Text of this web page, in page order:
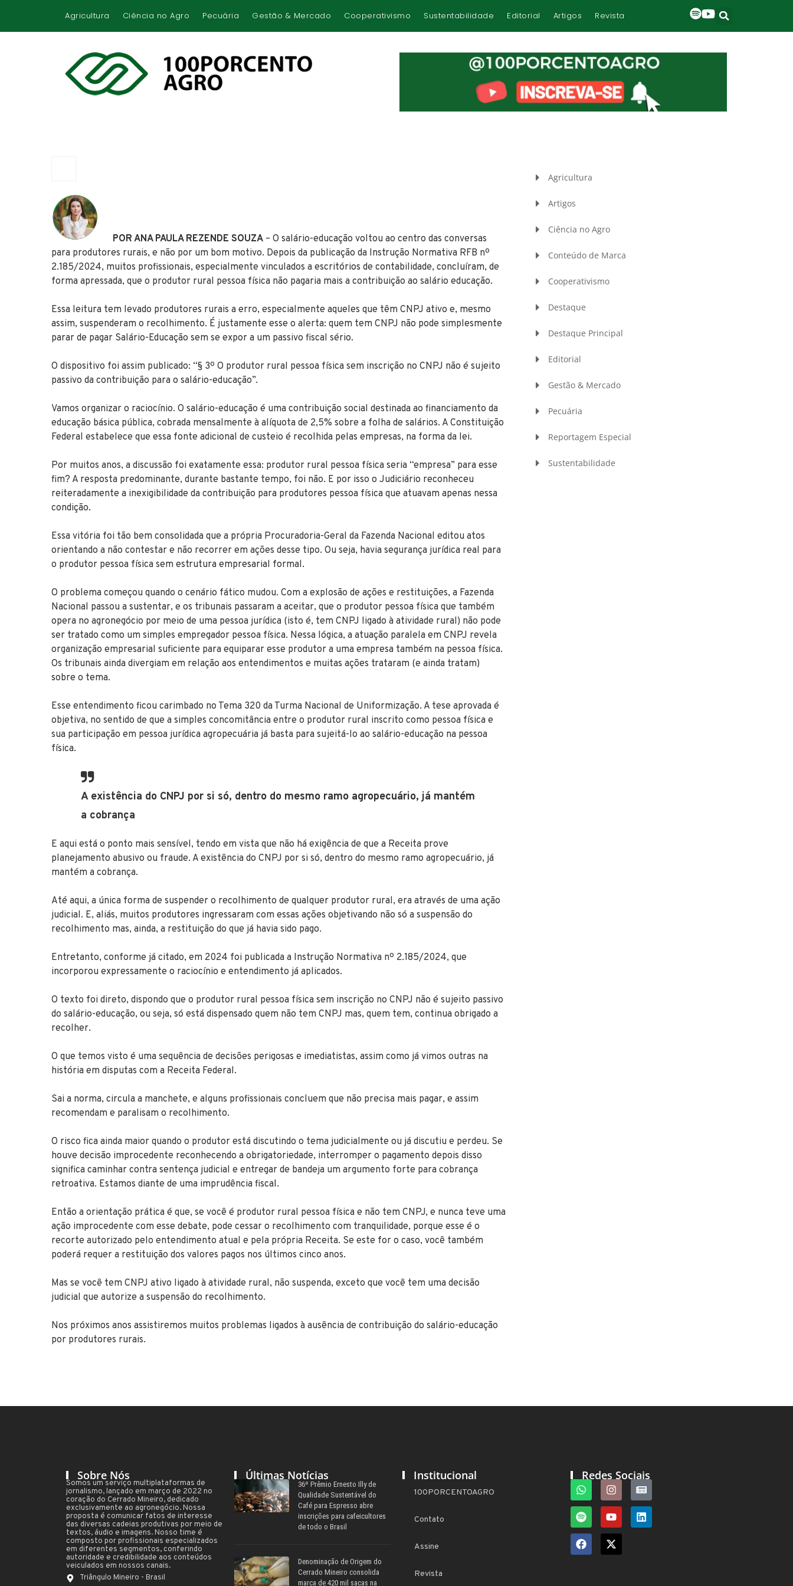
Agricultura Ciência no Agro Pecuária Gestão & Mercado Cooperativismo Sustentabilidade Editorial Artigos Revista
POR ANA PAULA REZENDE SOUZA – O salário-educação voltou ao centro das conversas
para produtores rurais, e não por um bom motivo. Depois da publicação da Instrução Normativa RFB nº
2.185/2024, muitos profissionais, especialmente vinculados a escritórios de contabilidade, concluíram, de
forma apressada, que o produtor rural pessoa física não pagaria mais a contribuição ao salário educação.
Essa leitura tem levado produtores rurais a erro, especialmente aqueles que têm CNPJ ativo e, mesmo
assim, suspenderam o recolhimento. É justamente esse o alerta: quem tem CNPJ não pode simplesmente
parar de pagar Salário-Educação sem se expor a um passivo fiscal sério.
O dispositivo foi assim publicado: “§ 3º O produtor rural pessoa física sem inscrição no CNPJ não é sujeito
passivo da contribuição para o salário-educação”.
Vamos organizar o raciocínio. O salário-educação é uma contribuição social destinada ao financiamento da
educação básica pública, cobrada mensalmente à alíquota de 2,5% sobre a folha de salários. A Constituição
Federal estabelece que essa fonte adicional de custeio é recolhida pelas empresas, na forma da lei.
Por muitos anos, a discussão foi exatamente essa: produtor rural pessoa física seria “empresa” para esse
fim? A resposta predominante, durante bastante tempo, foi não. E por isso o Judiciário reconheceu
reiteradamente a inexigibilidade da contribuição para produtores pessoa física que atuavam apenas nessa
condição.
Essa vitória foi tão bem consolidada que a própria Procuradoria-Geral da Fazenda Nacional editou atos
orientando a não contestar e não recorrer em ações desse tipo. Ou seja, havia segurança jurídica real para
o produtor pessoa física sem estrutura empresarial formal.
O problema começou quando o cenário fático mudou. Com a explosão de ações e restituições, a Fazenda
Nacional passou a sustentar, e os tribunais passaram a aceitar, que o produtor pessoa física que também
opera no agronegócio por meio de uma pessoa jurídica (isto é, tem CNPJ ligado à atividade rural) não pode
ser tratado como um simples empregador pessoa física. Nessa lógica, a atuação paralela em CNPJ revela
organização empresarial suficiente para equiparar esse produtor a uma empresa também na pessoa física.
Os tribunais ainda divergiam em relação aos entendimentos e muitas ações trataram (e ainda tratam)
sobre o tema.
Esse entendimento ficou carimbado no Tema 320 da Turma Nacional de Uniformização. A tese aprovada é
objetiva, no sentido de que a simples concomitância entre o produtor rural inscrito como pessoa física e
sua participação em pessoa jurídica agropecuária já basta para sujeitá-lo ao salário-educação na pessoa
física.
A existência do CNPJ por si só, dentro do mesmo ramo agropecuário, já mantém
a cobrança
E aqui está o ponto mais sensível, tendo em vista que não há exigência de que a Receita prove
planejamento abusivo ou fraude. A existência do CNPJ por si só, dentro do mesmo ramo agropecuário, já
mantém a cobrança.
Até aqui, a única forma de suspender o recolhimento de qualquer produtor rural, era através de uma ação
judicial. E, aliás, muitos produtores ingressaram com essas ações objetivando não só a suspensão do
recolhimento mas, ainda, a restituição do que já havia sido pago.
Entretanto, conforme já citado, em 2024 foi publicada a Instrução Normativa nº 2.185/2024, que
incorporou expressamente o raciocínio e entendimento já aplicados.
O texto foi direto, dispondo que o produtor rural pessoa física sem inscrição no CNPJ não é sujeito passivo
do salário-educação, ou seja, só está dispensado quem não tem CNPJ mas, quem tem, continua obrigado a
recolher.
O que temos visto é uma sequência de decisões perigosas e imediatistas, assim como já vimos outras na
história em disputas com a Receita Federal.
Sai a norma, circula a manchete, e alguns profissionais concluem que não precisa mais pagar, e assim
recomendam e paralisam o recolhimento.
O risco fica ainda maior quando o produtor está discutindo o tema judicialmente ou já discutiu e perdeu. Se
houve decisão improcedente reconhecendo a obrigatoriedade, interromper o pagamento depois disso
significa caminhar contra sentença judicial e entregar de bandeja um argumento forte para cobrança
retroativa. Estamos diante de uma imprudência fiscal.
Então a orientação prática é que, se você é produtor rural pessoa física e não tem CNPJ, e nunca teve uma
ação improcedente com esse debate, pode cessar o recolhimento com tranquilidade, porque esse é o
recorte autorizado pelo entendimento atual e pela própria Receita. Se este for o caso, você também
poderá requer a restituição dos valores pagos nos últimos cinco anos.
Mas se você tem CNPJ ativo ligado à atividade rural, não suspenda, exceto que você tem uma decisão
judicial que autorize a suspensão do recolhimento.
Nos próximos anos assistiremos muitos problemas ligados à ausência de contribuição do salário-educação
por produtores rurais.
Agricultura
Artigos
Ciência no Agro
Conteúdo de Marca
Cooperativismo
Destaque
Destaque Principal
Editorial
Gestão & Mercado
Pecuária
Reportagem Especial
Sustentabilidade
Sobre Nós
Somos um serviço multiplataformas de
jornalismo, lançado em março de 2022 no
coração do Cerrado Mineiro, dedicado
exclusivamente ao agronegócio. Nossa
proposta é comunicar fatos de interesse
das diversas cadeias produtivas por meio de
textos, áudio e imagens. Nosso time é
composto por profissionais especializados
em diferentes segmentos, conferindo
autoridade e credibilidade aos conteúdos
veiculados em nossos canais.
Triângulo Mineiro - Brasil
Últimas Notícias
36º Prêmio Ernesto Illy de
Qualidade Sustentável do
Café para Espresso abre
inscrições para cafeicultores
de todo o Brasil
Denominação de Origem do
Cerrado Mineiro consolida
marca de 420 mil sacas na
Institucional
100PORCENTOAGRO
Contato
Assine
Revista
Redes Sociais